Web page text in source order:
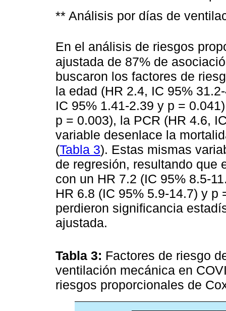
** Análisis por días de
En el análisis de riesgos
ajustada de 87% de
buscaron los factores de
la edad (HR 2.4, IC 95%
IC 95% 1.41-2.39 y p =
p = 0.003), la PCR (HR 4.6,
variable desenlace la
(Tabla 3). Estas mismas
de regresión, resultando que
con un HR 7.2 (IC 95% 8.5-
HR 6.8 (IC 95% 5.9-14.7) y
perdieron significancia
ajustada.
Tabla 3: Factores de riesgo
ventilación mecánica en
riesgos proporcionales de